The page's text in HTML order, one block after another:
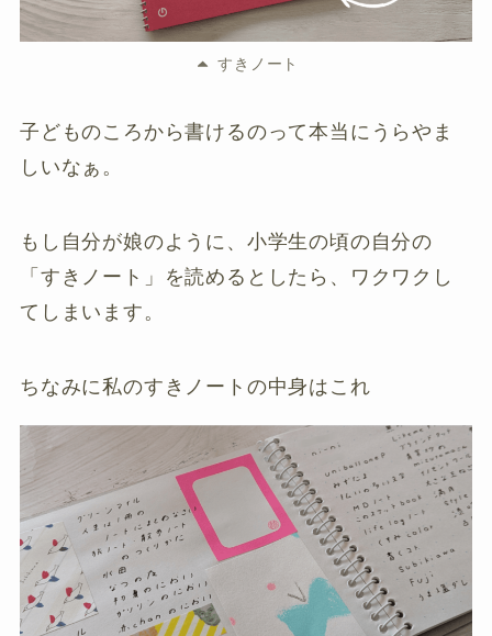
すきノート
子どものころから書けるのって本当にうらやま
しいなぁ。
もし自分が娘のように、小学生の頃の自分の
「すきノート」を読めるとしたら、ワクワクし
てしまいます。
ちなみに私のすきノートの中身はこれ